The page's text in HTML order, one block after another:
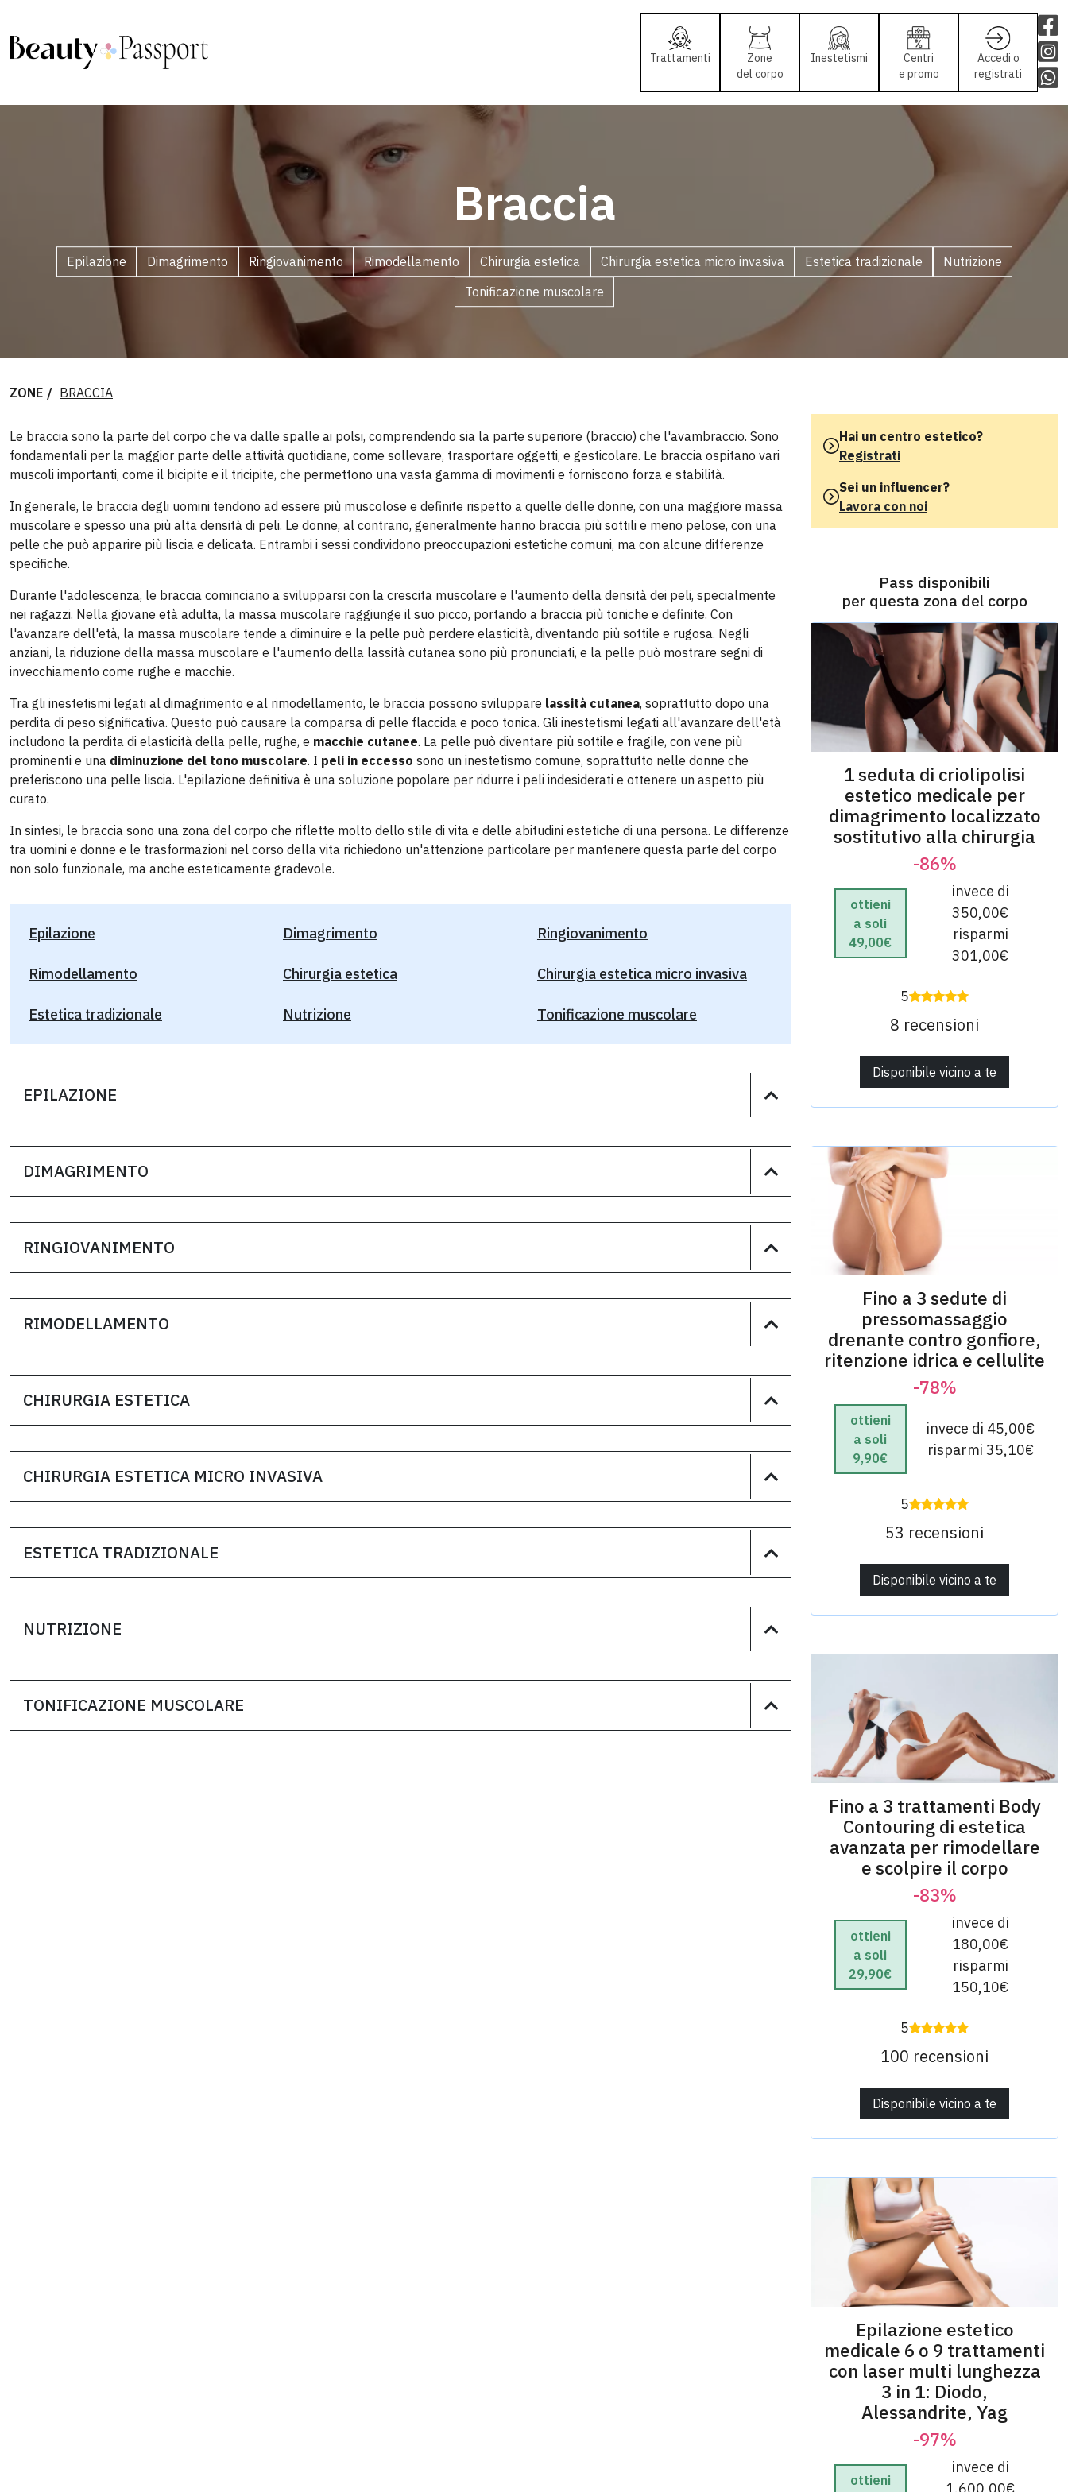
Trattamenti
Zone
del corpo
Inestetismi
Centri
e promo
Accedi o
registrati
Braccia
Epilazione Dimagrimento Ringiovanimento Rimodellamento Chirurgia estetica Chirurgia estetica micro invasiva Estetica tradizionale
Nutrizione
Tonificazione muscolare
ZONE BRACCIA
Le braccia sono la parte del corpo che va dalle spalle ai polsi, comprendendo sia la parte superiore (braccio) che l'avambraccio. Sono
fondamentali per la maggior parte delle attività quotidiane, come sollevare, trasportare oggetti, e gesticolare. Le braccia ospitano vari
muscoli importanti, come il bicipite e il tricipite, che permettono una vasta gamma di movimenti e forniscono forza e stabilità.
In generale, le braccia degli uomini tendono ad essere più muscolose e definite rispetto a quelle delle donne, con una maggiore massa
muscolare e spesso una più alta densità di peli. Le donne, al contrario, generalmente hanno braccia più sottili e meno pelose, con una
pelle che può apparire più liscia e delicata. Entrambi i sessi condividono preoccupazioni estetiche comuni, ma con alcune differenze
specifiche.
Durante l'adolescenza, le braccia cominciano a svilupparsi con la crescita muscolare e l'aumento della densità dei peli, specialmente
nei ragazzi. Nella giovane età adulta, la massa muscolare raggiunge il suo picco, portando a braccia più toniche e definite. Con
l'avanzare dell'età, la massa muscolare tende a diminuire e la pelle può perdere elasticità, diventando più sottile e rugosa. Negli
anziani, la riduzione della massa muscolare e l'aumento della lassità cutanea sono più pronunciati, e la pelle può mostrare segni di
invecchiamento come rughe e macchie.
Tra gli inestetismi legati al dimagrimento e al rimodellamento, le braccia possono sviluppare lassità cutanea, soprattutto dopo una
perdita di peso significativa. Questo può causare la comparsa di pelle flaccida e poco tonica. Gli inestetismi legati all'avanzare dell'età
includono la perdita di elasticità della pelle, rughe, e macchie cutanee. La pelle può diventare più sottile e fragile, con vene più
prominenti e una diminuzione del tono muscolare. I peli in eccesso sono un inestetismo comune, soprattutto nelle donne che
preferiscono una pelle liscia. L'epilazione definitiva è una soluzione popolare per ridurre i peli indesiderati e ottenere un aspetto più
curato.
In sintesi, le braccia sono una zona del corpo che riflette molto dello stile di vita e delle abitudini estetiche di una persona. Le differenze
tra uomini e donne e le trasformazioni nel corso della vita richiedono un'attenzione particolare per mantenere questa parte del corpo
non solo funzionale, ma anche esteticamente gradevole.
Epilazione Dimagrimento Ringiovanimento
Rimodellamento Chirurgia estetica Chirurgia estetica micro invasiva
Estetica tradizionale Nutrizione Tonificazione muscolare
EPILAZIONE
DIMAGRIMENTO
RINGIOVANIMENTO
RIMODELLAMENTO
CHIRURGIA ESTETICA
CHIRURGIA ESTETICA MICRO INVASIVA
ESTETICA TRADIZIONALE
NUTRIZIONE
TONIFICAZIONE MUSCOLARE
Hai un centro estetico?
Registrati
Sei un influencer?
Lavora con noi
Pass disponibili
per questa zona del corpo
1 seduta di criolipolisi
estetico medicale per
dimagrimento localizzato
sostitutivo alla chirurgia
-86%
ottieni
a soli
49,00€
invece di
350,00€
risparmi
301,00€
5
8 recensioni
Disponibile vicino a te
Fino a 3 sedute di
pressomassaggio
drenante contro gonfiore,
ritenzione idrica e cellulite
-78%
ottieni
a soli
9,90€
invece di 45,00€
risparmi 35,10€
5
53 recensioni
Disponibile vicino a te
Fino a 3 trattamenti Body
Contouring di estetica
avanzata per rimodellare
e scolpire il corpo
-83%
ottieni
a soli
29,90€
invece di
180,00€
risparmi
150,10€
5
100 recensioni
Disponibile vicino a te
Epilazione estetico
medicale 6 o 9 trattamenti
con laser mu​lti lunghezza
3 in 1: Diodo,
Alessandrite, Yag
-97%
ottieni
invece di